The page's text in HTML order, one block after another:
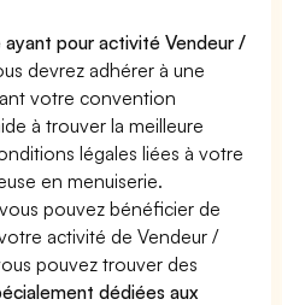
ayant pour activité Vendeur /
devrez adhérer à une
votre convention
à trouver la meilleure
légales liées à votre
en menuiserie.
vous pouvez bénéficier de
activité de Vendeur /
pouvez trouver des
dédiées aux